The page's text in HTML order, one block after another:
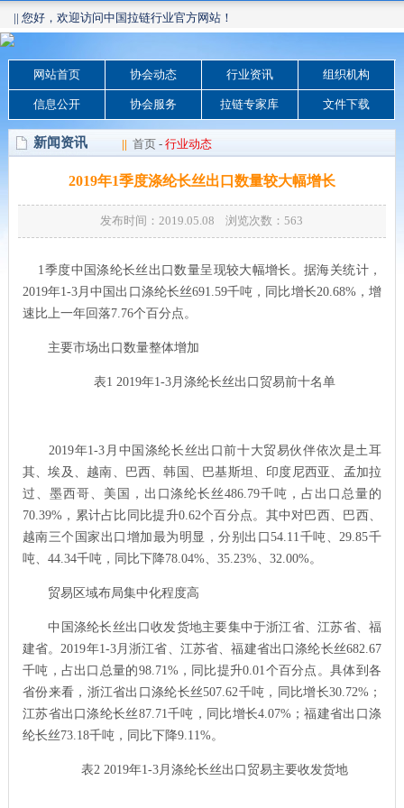
|| 您好，欢迎访问中国拉链行业官方网站！
网站首页 协会动态 行业资讯 组织机构
信息公开 协会服务 拉链专家库 文件下载
新闻资讯 || 首页- 行业动态
2019年1季度涤纶长丝出口数量较大幅增长
发布时间：2019.05.08 浏览次数： 563
1季度中国涤纶长丝出口数量呈现较大幅增长。据海关统计，
2019年1-3月中国出口涤纶长丝691.59千吨，同比增长20.68%，增
速比上一年回落7.76个百分点。
主要市场出口数量整体增加
表1 2019年1-3月涤纶长丝出口贸易前十名单
2019年1-3月中国涤纶长丝出口前十大贸易伙伴依次是土耳
其、埃及、越南、巴西、韩国、巴基斯坦、印度尼西亚、孟加拉
过、墨西哥、美国，出口涤纶长丝486.79千吨，占出口总量的
70.39%，累计占比同比提升0.62个百分点。其中对巴西、巴西、
越南三个国家出口增加最为明显，分别出口54.11千吨、29.85千
吨、44.34千吨，同比下降78.04%、35.23%、32.00%。
贸易区域布局集中化程度高
中国涤纶长丝出口收发货地主要集中于浙江省、江苏省、福
建省。2019年1-3月浙江省、江苏省、福建省出口涤纶长丝682.67
千吨，占出口总量的98.71%，同比提升0.01个百分点。具体到各
省份来看，浙江省出口涤纶长丝507.62千吨，同比增长30.72%；
江苏省出口涤纶长丝87.71千吨，同比增长4.07%；福建省出口涤
纶长丝73.18千吨，同比下降9.11%。
表2 2019年1-3月涤纶长丝出口贸易主要收发货地